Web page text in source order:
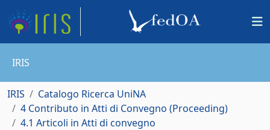
IRIS
IRIS
Catalogo Ricerca UniNA
4 Contributo in Atti di Convegno (Proceeding)
4.1 Articoli in Atti di convegno